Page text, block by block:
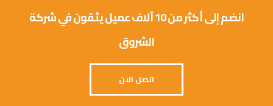
انضم إلى أكثر من 10 آلاف عميل يثقون في شركة
الشروق
اتصل الان